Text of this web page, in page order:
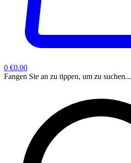
0 €0.00
Fangen Sie an zu tippen, um zu suchen...